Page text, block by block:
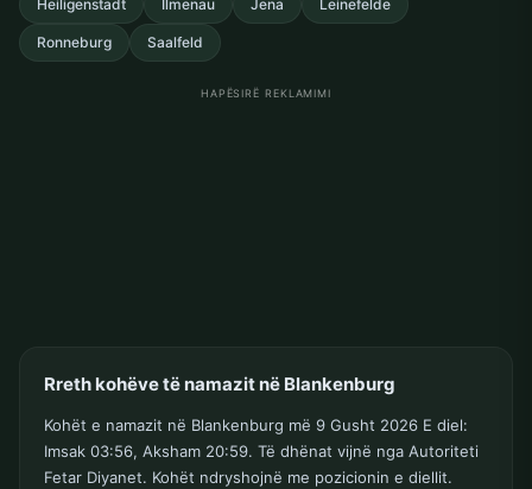
Heiligenstadt Ilmenau Jena Leinefelde
Ronneburg Saalfeld
HAPËSIRË REKLAMIMI
Rreth kohëve të namazit në Blankenburg
Kohët e namazit në Blankenburg më 9 Gusht 2026 E diel:
Imsak 03:56, Aksham 20:59. Të dhënat vijnë nga Autoriteti
Fetar Diyanet. Kohët ndryshojnë me pozicionin e diellit.